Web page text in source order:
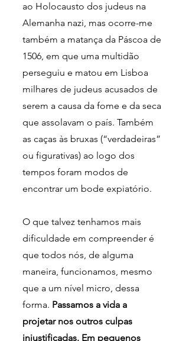
ao Holocausto dos judeus na
Alemanha nazi, mas ocorre-me
também a matança da Páscoa de
1506, em que uma multidão
perseguiu e matou em Lisboa
milhares de judeus acusados de
serem a causa da fome e da seca
que assolavam o país. Também
as caças às bruxas (“verdadeiras”
ou figurativas) ao logo dos
tempos foram modos de
encontrar um bode expiatório.
O que talvez tenhamos mais
dificuldade em compreender é
que todos nós, de alguma
maneira, funcionamos, mesmo
que a um nível micro, dessa
forma. Passamos a vida a
projetar nos outros culpas
injustificadas. Em pequenos